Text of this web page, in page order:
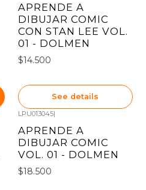
APRENDE A
DIBUJAR COMIC
CON STAN LEE VOL.
01 - DOLMEN
$14.500
See details
LPU013045|
APRENDE A
DIBUJAR COMIC
VOL. 01 - DOLMEN
$18.500